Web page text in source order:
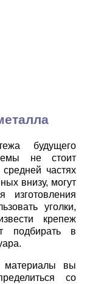
будущего
не стоит
частях
внизу, могут
изготовления
уголки,
крепеж
подбирать в
материалы вы
со